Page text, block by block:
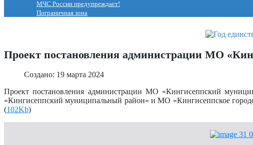
МЧС России предупреждает!
Пограничная зона
Проект постановления администрации МО
Создано: 19 марта 2024
Проект постановления администрации МО «Кингисеппский
«Кингисеппский муниципальный район» и МО «Кингисеппское
(102Kb)